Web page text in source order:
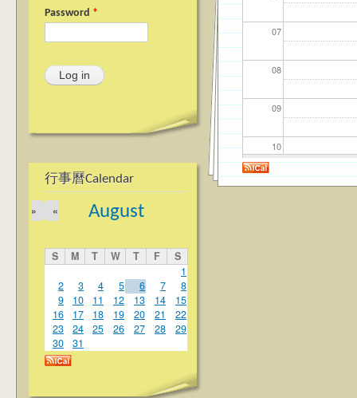
Password *
行事曆Calendar
August
«
»
S M T W T F
S
1
2
3 4 5 6 7
8
9
10 11 12 13 14
15
16
17 18 19 20 21
22
23
24 25 26 27 28
29
30
31
07
08
09
10
11